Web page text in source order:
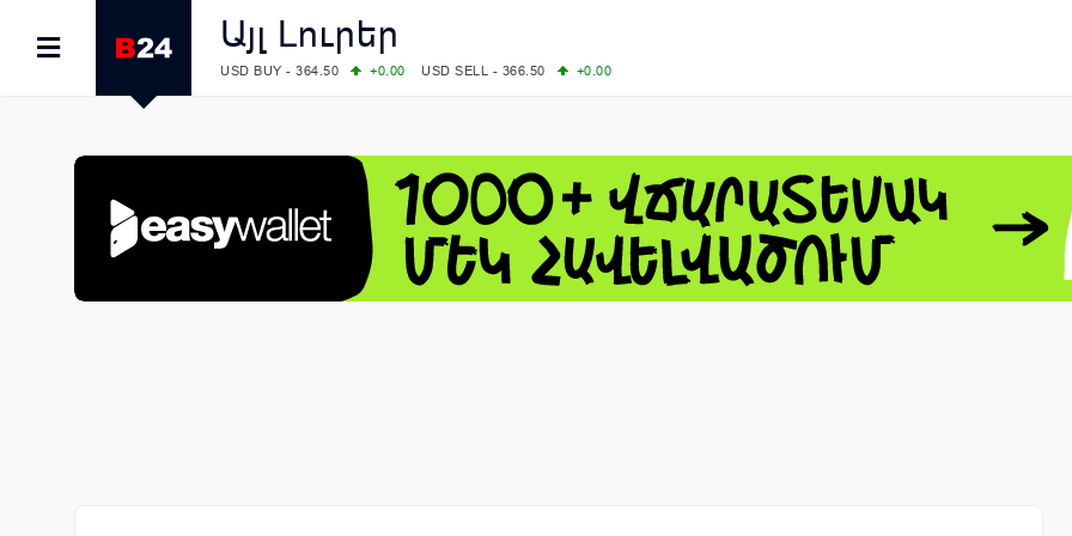
Այլ Լուրեր
USD BUY - 364.50 +0.00 USD SELL - 366.50
+0.00
COMEX: PLATINUM - 1759.60
LME: ALUMINIUM - 3184.00
-0.27 COPPER - 13791.00
-0.12
LME: NICKEL - 17249.00
+0.09 TIN - 55268.00
+2.50
LME: LEAD - 1877.50
-1.00 ZINC - 3643.00
+1.43
FOREX: USD/JPY - 157.76
-0.39 EUR/GBP - 1.1558
+0.32
FOREX: EUR/USD - 1.1558
+0.32 GBP/USD - 1.3488
+0.30